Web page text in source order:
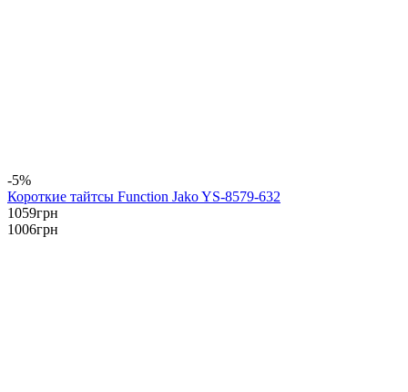
-5%
Короткие тайтсы Function Jako YS-8579-632
1059грн
1006грн